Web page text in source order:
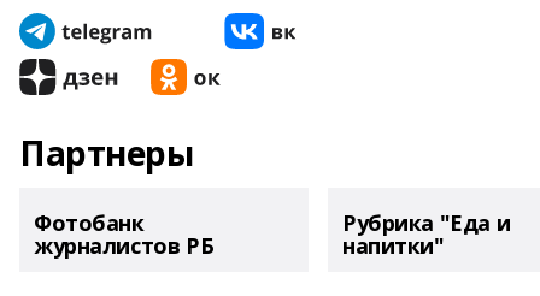
Партнеры
Фотобанк
журналистов РБ
Рубрика "Еда и
напитки"